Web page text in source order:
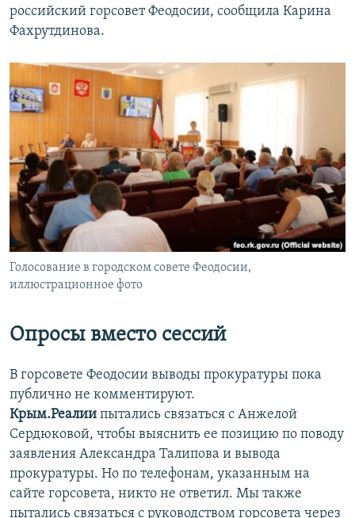
российский горсовет Феодосии, сообщила Карина
Фахрутдинова.
Голосование в городском совете Феодосии,
иллюстрационное фото
Опросы вместо сессий
В горсовете Феодосии выводы прокуратуры пока
публично не комментируют.
Крым.Реалии пытались связаться с Анжелой
Сердюковой, чтобы выяснить ее позицию по поводу
заявления Александра Талипова и вывода
прокуратуры. Но по телефонам, указанным на
сайте горсовета, никто не ответил. Мы также
пытались связаться с руководством горсовета через